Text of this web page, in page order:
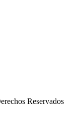
Reservados